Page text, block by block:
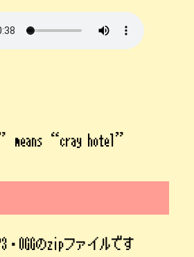
means “cray hotel”
・OGGのzipファイルです